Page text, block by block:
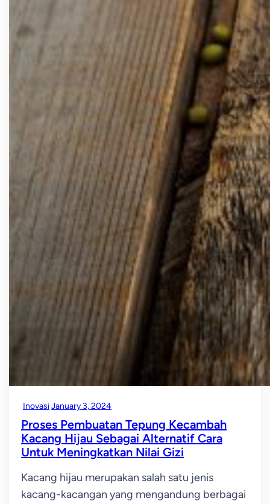
InovasiJanuary 3, 2024
Proses Pembuatan Tepung Kecambah
Kacang Hijau Sebagai Alternatif Cara
Untuk Meningkatkan Nilai Gizi
Kacang hijau merupakan salah satu jenis
kacang-kacangan yang mengandung berbagai